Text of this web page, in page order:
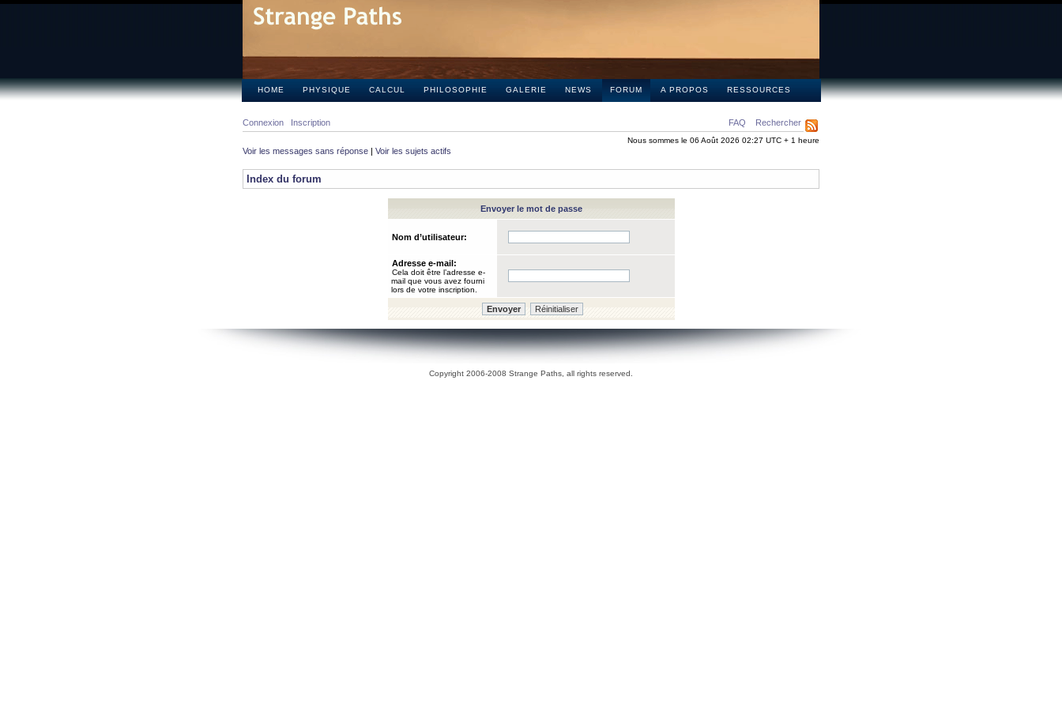
HOME PHYSIQUE CALCUL PHILOSOPHIE GALERIE NEWS FORUM A PROPOS RESSOURCES
FAQ Rechercher
Connexion Inscription
Nous sommes le 06 Août 2026 02:27 UTC + 1 heure
Voir les messages sans réponse | Voir les sujets actifs
Index du forum
Envoyer le mot de passe
Nom d’utilisateur:
Adresse e-mail:
Cela doit être l’adresse e-
mail que vous avez fourni
lors de votre inscription.
Copyright 2006-2008 Strange Paths, all rights reserved.